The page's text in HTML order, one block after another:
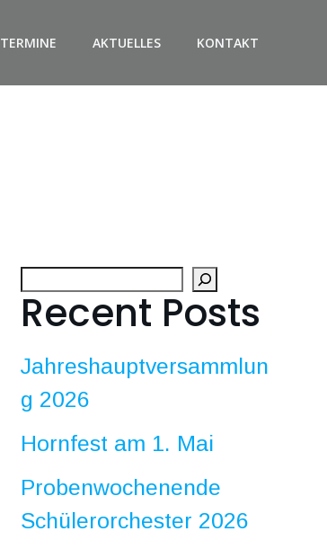
TERMINE AKTUELLES KONTAKT
Recent Posts
Jahreshauptversammlun
g 2026
Hornfest am 1. Mai
Probenwochenende
Schülerorchester 2026